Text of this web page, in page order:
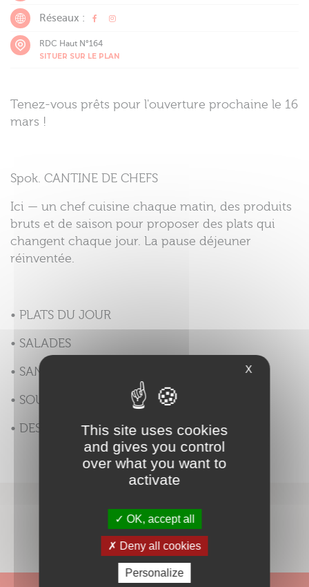
Réseaux :
RDC Haut N°164
SITUER SUR LE PLAN
Tenez-vous prêts pour l'ouverture prochaine le 16
mars !
Spok. CANTINE DE CHEFS
Ici — un chef cuisine chaque matin, des produits
bruts et de saison pour proposer des plats qui
changent chaque jour. La pause déjeuner
réinventée.
• PLATS DU JOUR
• SALADES
• SANDWICHS
• SOUPES / RAMEN
• DESSERTS
SITUER LE RESTAURANT SUR LE PLAN
X
This site uses cookies
and gives you control
over what you want to
activate
OK, accept all
Deny all cookies
Personalize